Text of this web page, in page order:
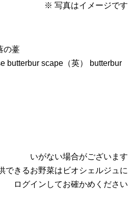
※ 写真はイメージです
の薹
butterbur scape（英） butterbur
いがない場合がございます
できるお野菜はビオシェルジュに
ログインしてお確かめください